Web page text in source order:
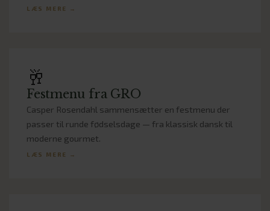
LÆS MERE →
🥂
Festmenu fra GRO
Casper Rosendahl sammensætter en festmenu der
passer til runde fødselsdage — fra klassisk dansk til
moderne gourmet.
LÆS MERE →